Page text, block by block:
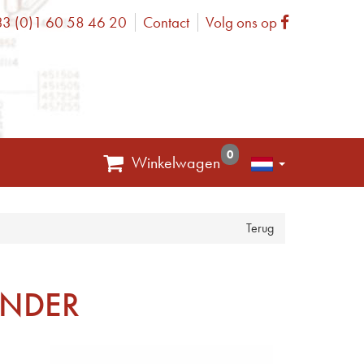
(0)1 60 58 46 20 Contact Volg ons op Facebook
Winkelwagen 0
Terug